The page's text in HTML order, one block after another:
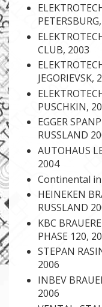
CLUB, 2003
JEGORIEVSK,
PUSCHKIN,
EGGER
RUSSLAND
AUTOHAUS
2004
Continental
HEINEKEN
RUSSLAND
KBC
PHASE 120,
STEPAN
2006
INBEV
2006